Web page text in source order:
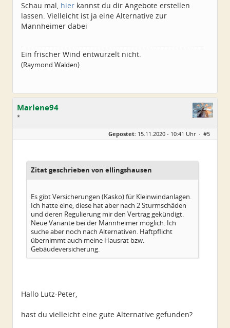
Schau mal, hier kannst du dir Angebote erstellen
lassen. Vielleicht ist ja eine Alternative zur
Mannheimer dabei
Ein frischer Wind entwurzelt nicht.
(Raymond Walden)
Marlene94
*
Geschlecht:
keine Angabe
Beiträge:
3
Gepostet: 15.11.2020 - 10:41 Uhr · #5
Zitat geschrieben von ellingshausen
Es gibt Versicherungen (Kasko) für Kleinwindanlagen.
Ich hatte eine, diese hat aber nach 2 Sturmschäden
und deren Regulierung mir den Vertrag gekündigt.
Neue Variante bei der Mannheimer möglich. Ich
suche aber noch nach Alternativen. Haftpflicht
übernimmt auch meine Hausrat bzw.
Gebäudeversicherung.
Hallo Lutz-Peter,
hast du vielleicht eine gute Alternative gefunden?